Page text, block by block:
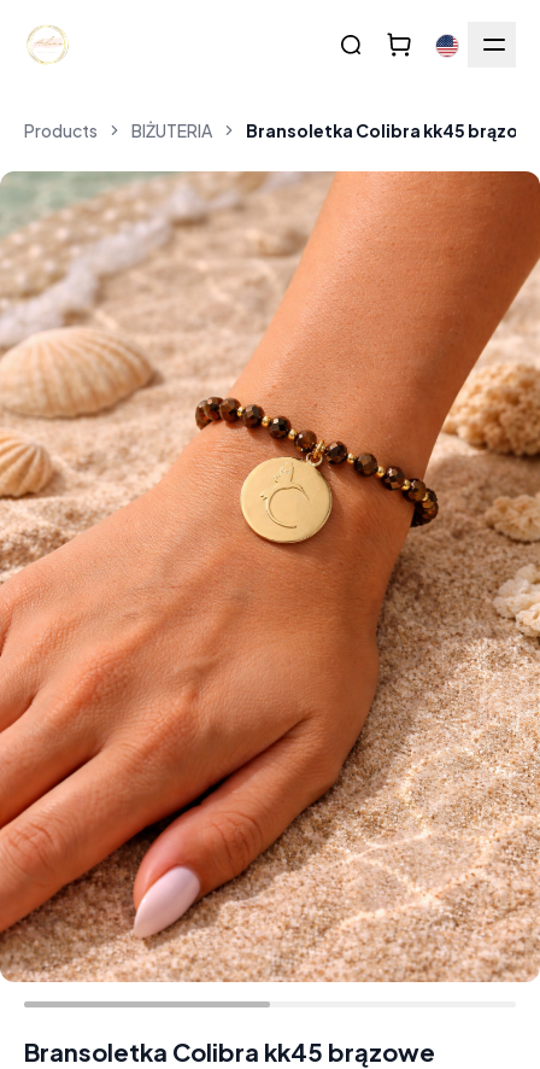
Products BIŻUTERIA Bransoletka Colibra kk45
Bransoletka Colibra kk45 brązowe